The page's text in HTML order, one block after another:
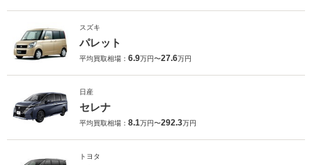
スズキ
パレット
平均買取相場： 6.9万円〜27.6万円
日産
セレナ
平均買取相場： 8.1万円〜292.3万円
トヨタ